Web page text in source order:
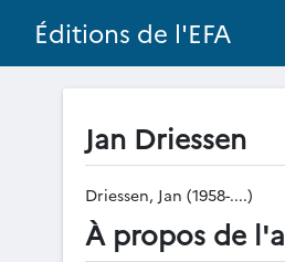
Éditions de l'EFA
Jan Driessen
Driessen, Jan (1958-....)
À propos de